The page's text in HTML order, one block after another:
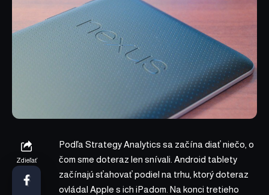
Zdieľať
Podľa Strategy Analytics sa začína diať niečo, o
čom sme doteraz len snívali. Android tablety
začínajú sťahovať podiel na trhu, ktorý doteraz
ovládal Apple s ich iPadom. Na konci tretieho